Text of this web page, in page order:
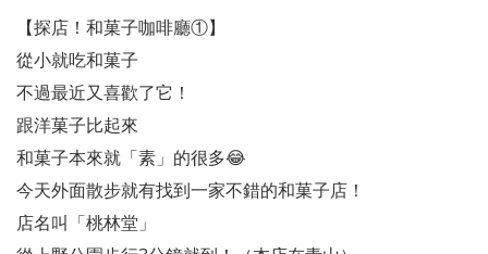
【探店！和菓子咖啡廳①】
從小就吃和菓子
不過最近又喜歡了它！
跟洋菓子比起來
和菓子本來就「素」的很多😂
今天外面散步就有找到一家不錯的和菓子店！
店名叫「桃林堂」